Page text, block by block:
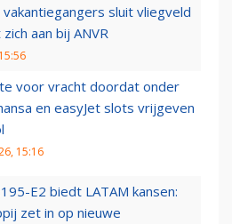
sluit vliegveld
aan bij ANVR
voor vracht doordat onder
en easyJet slots vrijgeven
15:16
E2 biedt LATAM kansen:
zet in op nieuwe